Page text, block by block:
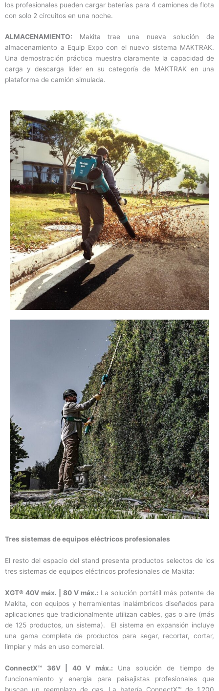
los profesionales pueden cargar baterías para 4 camiones de flota
con solo 2 circuitos en una noche.
ALMACENAMIENTO: Makita trae una nueva solución de
almacenamiento a Equip Expo con el nuevo sistema MAKTRAK.
Una demostración práctica muestra claramente la capacidad de
carga y descarga líder en su categoría de MAKTRAK en una
plataforma de camión simulada.
Tres sistemas de equipos eléctricos profesionales
El resto del espacio del stand presenta productos selectos de los
tres sistemas de equipos eléctricos profesionales de Makita:
XGT® 40V máx. | 80 V máx.: La solución portátil más potente de
Makita, con equipos y herramientas inalámbricos diseñados para
aplicaciones que tradicionalmente utilizan cables, gas o aire (más
de 125 productos, un sistema). El sistema en expansión incluye
una gama completa de productos para segar, recortar, cortar,
limpiar y más en uso comercial.
ConnectX™ 36V | 40 V máx.: Una solución de tiempo de
funcionamiento y energía para paisajistas profesionales que